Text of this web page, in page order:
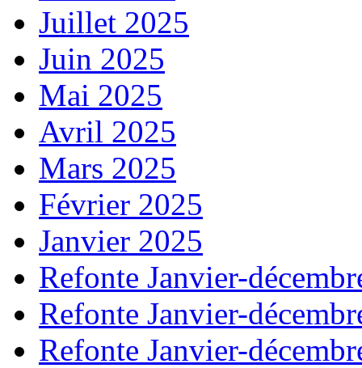
Juillet 2025
Juin 2025
Mai 2025
Avril 2025
Mars 2025
Février 2025
Janvier 2025
Refonte Janvier-
Refonte Janvier-
Refonte Janvier-